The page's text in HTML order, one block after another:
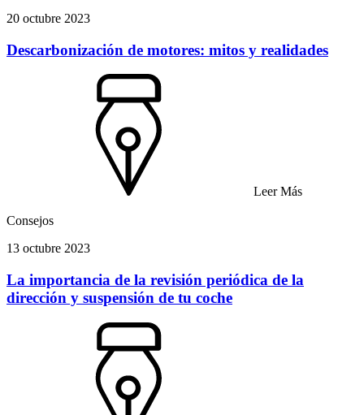
20 octubre 2023
Descarbonización de motores: mitos y realidades
Leer Más
Consejos
13 octubre 2023
La importancia de la revisión periódica de la
dirección y suspensión de tu coche